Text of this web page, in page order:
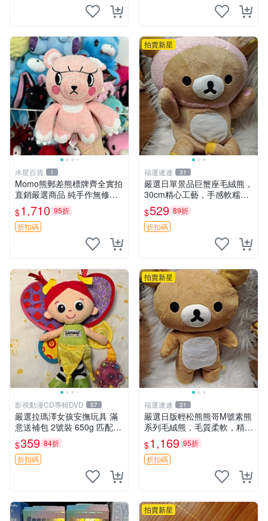
水星百貨 1
Momo熊郵差熊標牌齊全實拍
直銷嚴選商品 純手作無修圖
可收藏 郵差熊 Momo熊 標牌
商品
$1,710 95折
折扣碼
拍賣新星
福運連連 31
嚴選日單景品巨蟹座毛絨熊，
30cm精心工藝，手感軟糯推
薦收藏送人 巨蟹座 毛絨玩具
精緻做工
$529 89折
折扣碼
影視動漫CD專輯DVD 57
嚴選拉瑪澤女孩安撫玩具 滿
意送補包 2號裝 650g 匹配嬰
幼童舒壓好伴侶 女孩專用 安
心選擇 安撫玩偶 衝包 玩具
$359 84折
折扣碼
拍賣新星
福運連連 31
嚴選日版輕松熊熊哥M號素熊
系列毛絨熊，毛質柔軟，精緻
可愛，尺寸35cm，保存狀態
優異。收藏或贈送皆為佳選。
中古 毛絨熊 毛玩偶
$1,169 95折
折扣碼
拍賣新星